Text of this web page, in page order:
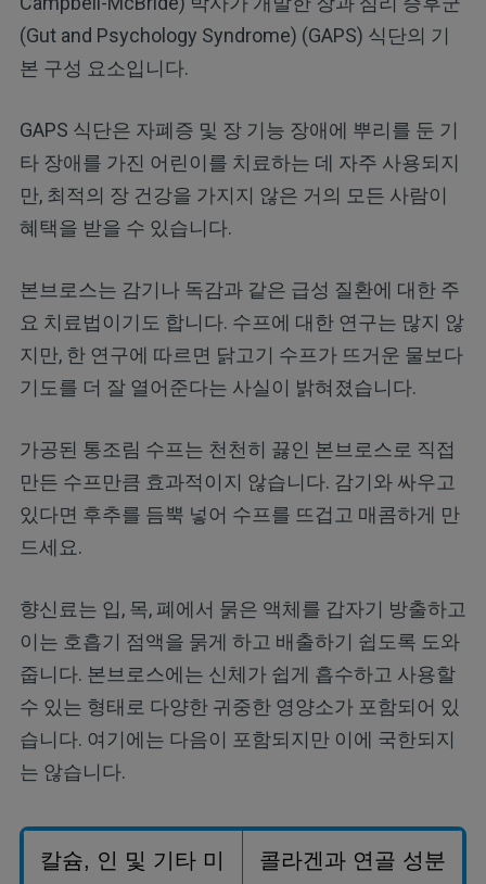
(Gut and Psychology Syndrome) (GAPS) 식단의 기
본 구성 요소입니다.
GAPS 식단은 자폐증 및 장 기능 장애에 뿌리를 둔 기
타 장애를 가진 어린이를 치료하는 데 자주 사용되지
만, 최적의 장 건강을 가지지 않은 거의 모든 사람이
혜택을 받을 수 있습니다.
본브로스는 감기나 독감과 같은 급성 질환에 대한 주
요 치료법이기도 합니다. 수프에 대한 연구는 많지 않
지만, 한 연구에 따르면 닭고기 수프가 뜨거운 물보다
기도를 더 잘 열어준다는 사실이 밝혀졌습니다.
가공된 통조림 수프는 천천히 끓인 본브로스로 직접
만든 수프만큼 효과적이지 않습니다. 감기와 싸우고
있다면 후추를 듬뿍 넣어 수프를 뜨겁고 매콤하게 만
드세요.
향신료는 입, 목, 폐에서 묽은 액체를 갑자기 방출하고
이는 호흡기 점액을 묽게 하고 배출하기 쉽도록 도와
줍니다. 본브로스에는 신체가 쉽게 흡수하고 사용할
수 있는 형태로 다양한 귀중한 영양소가 포함되어 있
습니다. 여기에는 다음이 포함되지만 이에 국한되지
는 않습니다.
칼슘, 인 및 기타 미
콜라겐과 연골 성분